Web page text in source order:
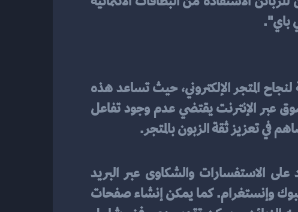
في تعزيز ثقة الزبون بالمتجر.